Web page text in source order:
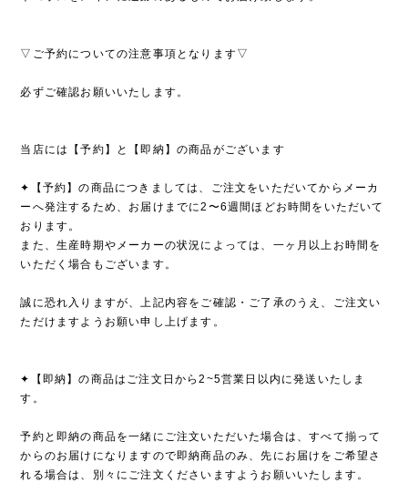
▽ご予約についての注意事項となります▽
必ずご確認お願いいたします。
当店には【予約】と【即納】の商品がございます
✦【予約】の商品につきましては、ご注文をいただいてからメーカ
ーへ発注するため、お届けまでに2〜6週間ほどお時間をいただいて
おります。
また、生産時期やメーカーの状況によっては、一ヶ月以上お時間を
いただく場合もございます。
誠に恐れ入りますが、上記内容をご確認・ご了承のうえ、ご注文い
ただけますようお願い申し上げます。
✦【即納】の商品はご注文日から2~5営業日以内に発送いたしま
す。
予約と即納の商品を一緒にご注文いただいた場合は、すべて揃って
からのお届けになりますので即納商品のみ、先にお届けをご希望さ
れる場合は、別々にご注文くださいますようお願いいたします。